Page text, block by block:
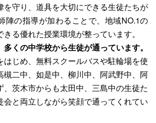
を守り、道具を大切にできる生徒たちが
陣の指導が加わることで、地域NO.1の
る優れた授業環境が整っています。
くの中学校から生徒が通っています。
はじめ、無料スクールバスや駐輪場を使
槻二中、如是中、柳川中、阿武野中、阿
、茨木市からも太田中、三島中の生徒た
会と両立しながら笑顔で通ってくれてい